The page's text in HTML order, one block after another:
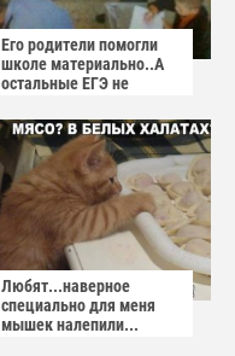
Его родители помогли
школе материально..А
остальные ЕГЭ не
Любят...наверное
специально для меня
мышек налепили...